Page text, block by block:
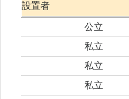
設置者
公立
私立
私立
私立